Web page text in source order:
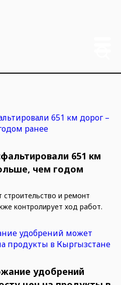
651 км
чем годом
и ремонт
контролирует ход работ.
удобрений